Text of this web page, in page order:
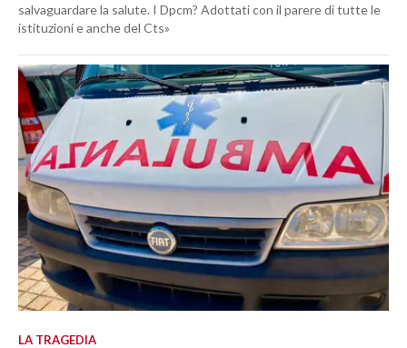
salvaguardare la salute. I Dpcm? Adottati con il parere di tutte le
istituzioni e anche del Cts»
LA TRAGEDIA